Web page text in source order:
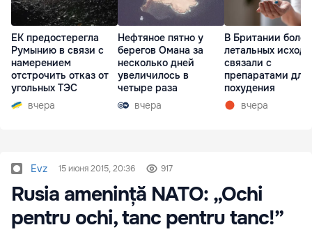
ЕК предостерегла
Румынию в связи с
намерением
отстрочить отказ от
угольных ТЭС
вчера
Нефтяное пятно у
берегов Омана за
несколько дней
увеличилось в
четыре раза
вчера
В Британии
летальных
связали с
препаратами для
похудения
вчера
Evz 15 июня 2015, 20:36 917
Rusia amenință NATO: „Ochi
pentru ochi, tanc pentru tanc!”